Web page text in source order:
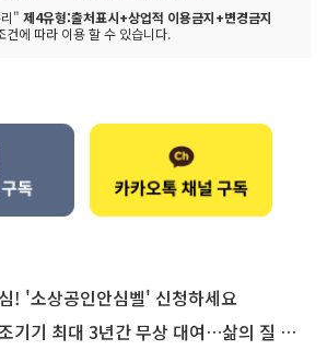
" 제4유형:출처표시+상업적 이용금지+변경금지
건에 따라 이용 할 수 있습니다.
! '소상공인안심벨' 신청하세요
기 최대 3년간 무상 대여…삶의 질 높인다